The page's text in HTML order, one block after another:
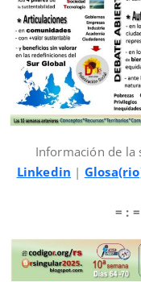
Información de la
Linkedin |
= :